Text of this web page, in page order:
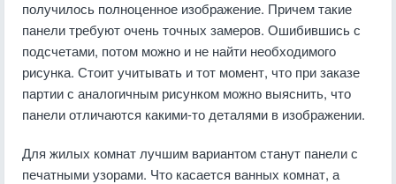
получилось полноценное изображение. Причем такие
панели требуют очень точных замеров. Ошибившись с
подсчетами, потом можно и не найти необходимого
рисунка. Стоит учитывать и тот момент, что при заказе
партии с аналогичным рисунком можно выяснить, что
панели отличаются какими-то деталями в изображении.
Для жилых комнат лучшим вариантом станут панели с
печатными узорами. Что касается ванных комнат, а